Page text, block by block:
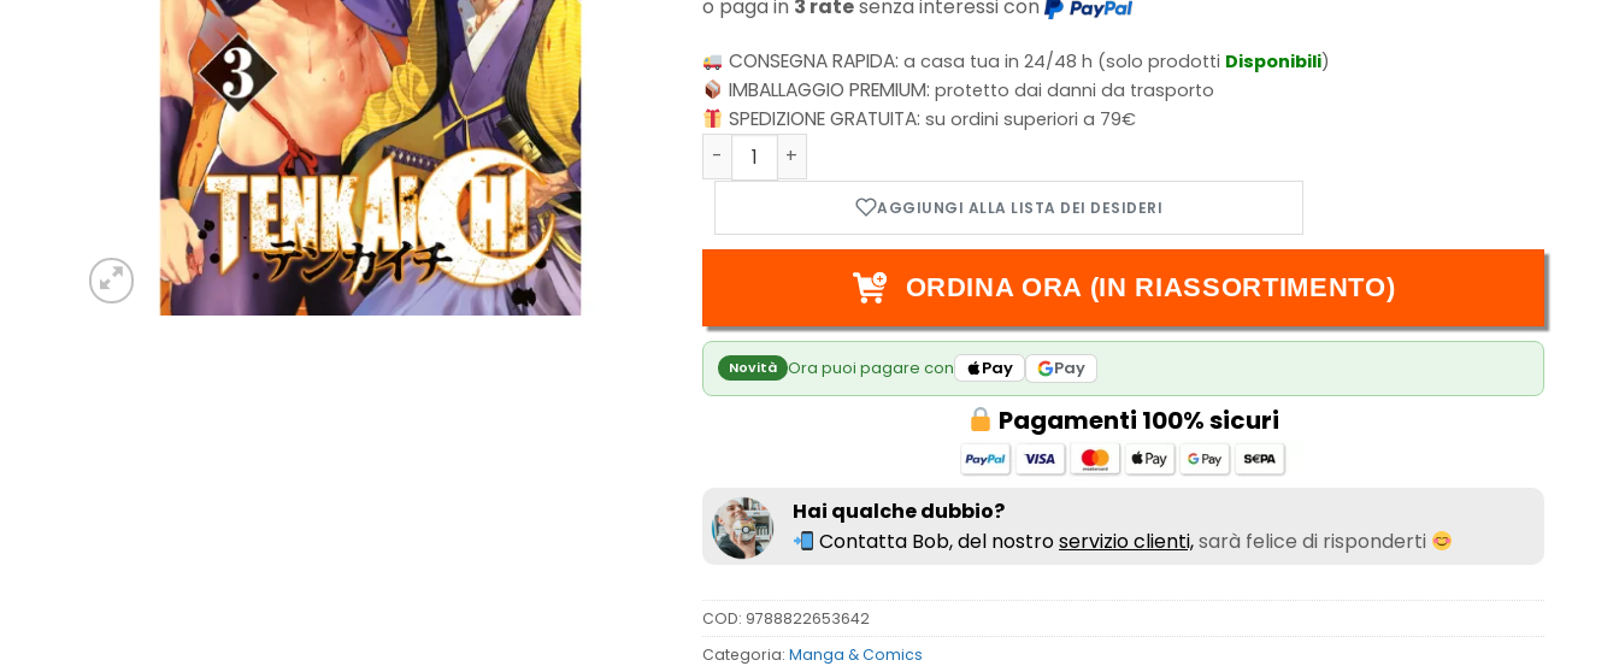
o paga in 3 ratesenza interessi con
CONSEGNA RAPIDA: a casa tua in 24/48 h (solo prodotti Disponibili)
IMBALLAGGIO PREMIUM: protetto dai danni da trasporto
SPEDIZIONE GRATUITA: su ordini superiori a 79€
Tenkaichi Vol.3 quantità
ORDINA ORA (IN RIASSORTIMENTO)
Novità Ora puoi pagare con Pay Pay
Pagamenti 100% sicuri
Hai qualche dubbio?
Contatta Bob, del nostroservizio clienti,sarà felice di risponderti
COD: 9788822653642
Categoria: Manga & Comics